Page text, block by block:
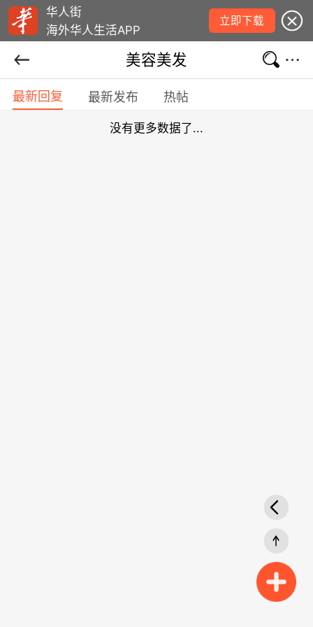
华人街
海外华人生活APP
立即下载
美容美发
最新回复 最新发布 热帖
没有更多数据了...